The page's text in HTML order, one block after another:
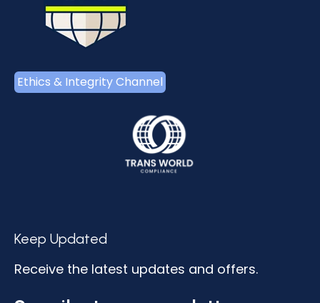
Ethics & Integrity Channel
Keep Updated
Receive the latest updates and offers.